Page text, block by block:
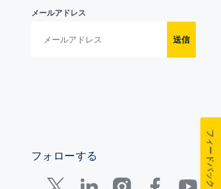
メールアドレス
送信
フォローする フィードバック